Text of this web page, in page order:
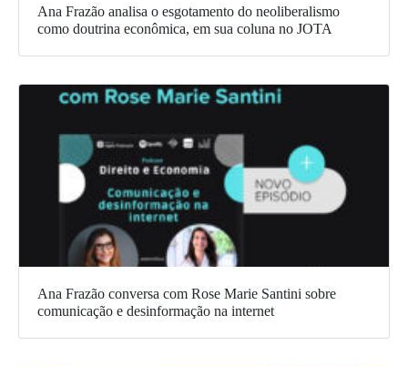
Ana Frazão analisa o esgotamento do neoliberalismo
como doutrina econômica, em sua coluna no JOTA
Ana Frazão conversa com Rose Marie Santini sobre
comunicação e desinformação na internet